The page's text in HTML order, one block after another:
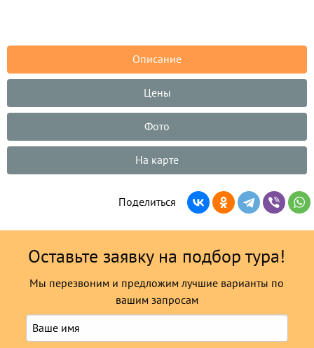
Описание
Цены
Фото
На карте
Поделиться
Оставьте заявку на подбор тура!
Мы перезвоним и предложим лучшие варианты по
вашим запросам